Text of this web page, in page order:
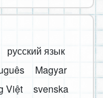
русский язык
Magyar
Việt
svenska